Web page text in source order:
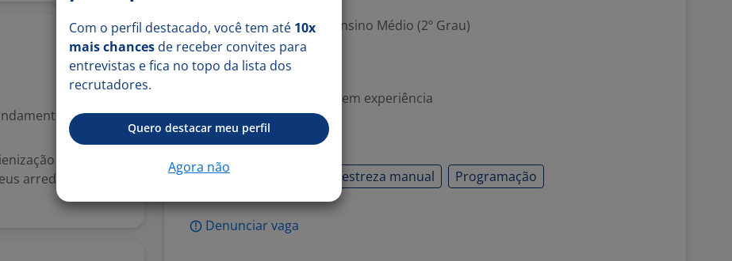
15 jun
(1º grau)
e
arredores, como
Escolaridade Mínima: Ensino Médio (2º Grau)
Valorizado
Experiência desejada: Sem experiência
Habilidades
Atenção ao público Destreza manual Programação
Denunciar vaga
Com o perfil destacado, você tem até 10x
mais chances de receber convites para
entrevistas e fica no topo da lista dos
recrutadores.
Quero destacar meu perfil
Agora não